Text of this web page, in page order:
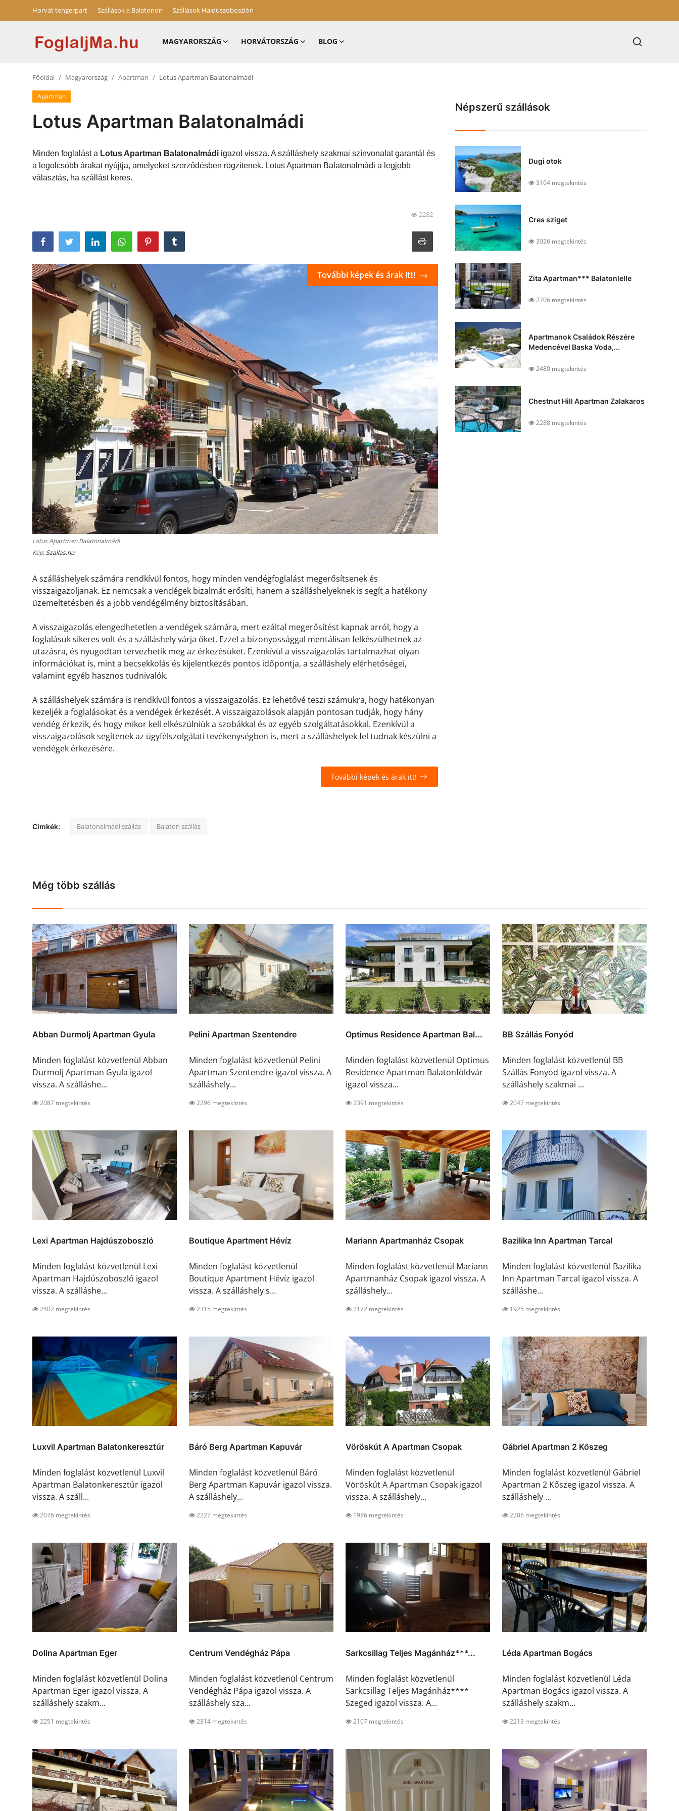
Horvát tengerpart Szállások a Balatonon Szállások Hajdúszoboszlón
MAGYARORSZÁG HORVÁTORSZÁG BLOG
Szállások a Balatonon
Szállások Hajdúszoboszlón
Főoldal Magyarország Apartman Lotus Apartman Balatonalmádi
Apartman
Lotus Apartman Balatonalmádi
Minden foglalást a Lotus Apartman Balatonalmádi igazol vissza. A szálláshely szakmai színvonalat garantál és
a legolcsóbb árakat nyújtja, amelyeket szerződésben rögzítenek. Lotus Apartman Balatonalmádi a legjobb
választás, ha szállást keres.
2282
Lotus Apartman Balatonalmádi
Kép:Szallas.hu
További képek és árak itt!
A szálláshelyek számára rendkívül fontos, hogy minden vendégfoglalást megerősítsenek és
visszaigazoljanak. Ez nemcsak a vendégek bizalmát erősíti, hanem a szálláshelyeknek is segít a hatékony
üzemeltetésben és a jobb vendégélmény biztosításában.
A visszaigazolás elengedhetetlen a vendégek számára, mert ezáltal megerősítést kapnak arról, hogy a
foglalásuk sikeres volt és a szálláshely várja őket. Ezzel a bizonyossággal mentálisan felkészülhetnek az
utazásra, és nyugodtan tervezhetik meg az érkezésüket. Ezenkívül a visszaigazolás tartalmazhat olyan
információkat is, mint a becsekkolás és kijelentkezés pontos időpontja, a szálláshely elérhetőségei,
valamint egyéb hasznos tudnivalók.
A szálláshelyek számára is rendkívül fontos a visszaigazolás. Ez lehetővé teszi számukra, hogy hatékonyan
kezeljék a foglalásokat és a vendégek érkezését. A visszaigazolások alapján pontosan tudják, hogy hány
vendég érkezik, és hogy mikor kell elkészülniük a szobákkal és az egyéb szolgáltatásokkal. Ezenkívül a
visszaigazolások segítenek az ügyfélszolgálati tevékenységben is, mert a szálláshelyek fel tudnak készülni a
vendégek érkezésére.
További képek és árak itt!
Címkék: Balatonalmádi szállás Balaton szállás
Népszerű szállások
Dugi otok
3104 megtekintés
Cres sziget
3026 megtekintés
Zita Apartman*** Balatonlelle
2706 megtekintés
Apartmanok Családok Részére
Medencével Baska Voda,...
2480 megtekintés
Chestnut Hill Apartman Zalakaros
2288 megtekintés
Még több szállás
Abban Durmolj Apartman Gyula
Minden foglalást közvetlenül Abban
Durmolj Apartman Gyula igazol
vissza. A szálláshe...
2087 megtekintés
Pelini Apartman Szentendre
Minden foglalást közvetlenül Pelini
Apartman Szentendre igazol vissza. A
szálláshely...
2296 megtekintés
Optimus Residence Apartman Bal...
Minden foglalást közvetlenül Optimus
Residence Apartman Balatonföldvár
igazol vissza...
2391 megtekintés
BB Szállás Fonyód
Minden foglalást közvetlenül BB
Szállás Fonyód igazol vissza. A
szálláshely szakmai ...
2047 megtekintés
Lexi Apartman Hajdúszoboszló
Minden foglalást közvetlenül Lexi
Apartman Hajdúszoboszló igazol
vissza. A szálláshe...
2402 megtekintés
Boutique Apartment Hévíz
Minden foglalást közvetlenül
Boutique Apartment Hévíz igazol
vissza. A szálláshely s...
2315 megtekintés
Mariann Apartmanház Csopak
Minden foglalást közvetlenül Mariann
Apartmanház Csopak igazol vissza. A
szálláshely...
2172 megtekintés
Bazilika Inn Apartman Tarcal
Minden foglalást közvetlenül Bazilika
Inn Apartman Tarcal igazol vissza. A
szálláshe...
1925 megtekintés
Luxvil Apartman Balatonkeresztúr
Minden foglalást közvetlenül Luxvil
Apartman Balatonkeresztúr igazol
vissza. A száll...
2076 megtekintés
Báró Berg Apartman Kapuvár
Minden foglalást közvetlenül Báró
Berg Apartman Kapuvár igazol vissza.
A szálláshely...
2227 megtekintés
Vöröskút A Apartman Csopak
Minden foglalást közvetlenül
Vöröskút A Apartman Csopak igazol
vissza. A szálláshely...
1986 megtekintés
Gábriel Apartman 2 Kőszeg
Minden foglalást közvetlenül Gábriel
Apartman 2 Kőszeg igazol vissza. A
szálláshely ...
2286 megtekintés
Dolina Apartman Eger
Minden foglalást közvetlenül Dolina
Apartman Eger igazol vissza. A
szálláshely szakm...
2251 megtekintés
Centrum Vendégház Pápa
Minden foglalást közvetlenül Centrum
Vendégház Pápa igazol vissza. A
szálláshely sza...
2314 megtekintés
Sarkcsillag Teljes Magánház***...
Minden foglalást közvetlenül
Sarkcsillag Teljes Magánház****
Szeged igazol vissza. A...
2107 megtekintés
Léda Apartman Bogács
Minden foglalást közvetlenül Léda
Apartman Bogács igazol vissza. A
szálláshely szakm...
2213 megtekintés